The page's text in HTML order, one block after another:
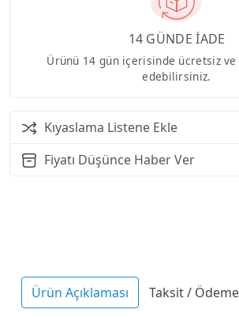
14 GÜNDE İADE
Ürünü 14 gün içerisinde ücretsiz
edebilirsiniz.
Kıyaslama Listene Ekle
Fiyatı Düşünce Haber Ver
Ürün Açıklaması Taksit /